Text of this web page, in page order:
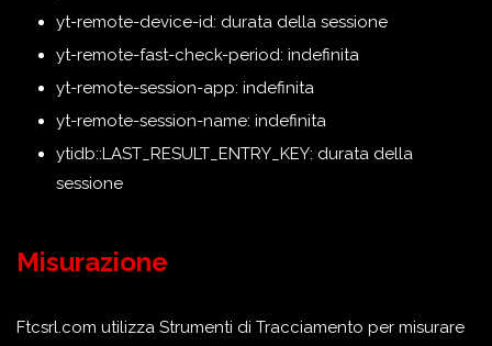
yt-remote-device-id: durata della sessione
yt-remote-fast-check-period: indefinita
yt-remote-session-app: indefinita
yt-remote-session-name: indefinita
ytidb::LAST_RESULT_ENTRY_KEY: durata della
sessione
Misurazione
Ftcsrl.com utilizza Strumenti di Tracciamento per misurare